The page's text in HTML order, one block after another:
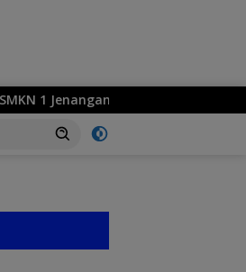
1 Jenangan, Sekolah Binaan MPM